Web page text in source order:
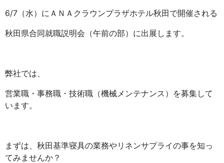
6/7（水）にＡＮＡクラウンプラザホテル秋田で開催される
秋田県合同就職説明会（午前の部）に出展します。
弊社では、
営業職・事務職・技術職（機械メンテナンス）を募集して
います。
まずは、秋田基準寝具の業務やリネンサプライの事を知っ
てみませんか？